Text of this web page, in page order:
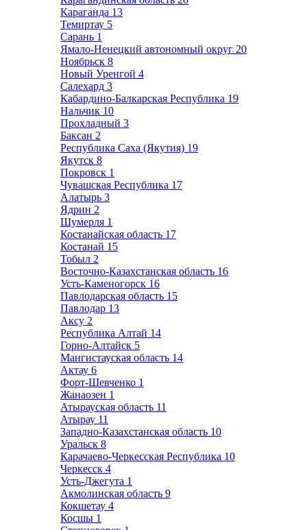
Караганда 13
Темиртау 5
Сарань 1
Ямало-Ненецкий автономный округ 20
Ноябрьск 8
Новый Уренгой 4
Салехард 3
Кабардино-Балкарская Республика 19
Нальчик 10
Прохладный 3
Баксан 2
Республика Саха (Якутия) 19
Якутск 8
Покровск 1
Чувашская Республика 17
Алатырь 3
Ядрин 2
Шумерля 1
Костанайская область 17
Костанай 15
Тобыл 2
Восточно-Казахстанская область 16
Усть-Каменогорск 16
Павлодарская область 15
Павлодар 13
Аксу 2
Республика Алтай 14
Горно-Алтайск 5
Мангистауская область 14
Актау 6
Форт-Шевченко 1
Жанаозен 1
Атырауская область 11
Атырау 11
Западно-Казахстанская область 10
Уральск 8
Карачаево-Черкесская Республика 10
Черкесск 4
Усть-Джегута 1
Акмолинская область 9
Кокшетау 4
Косшы 1